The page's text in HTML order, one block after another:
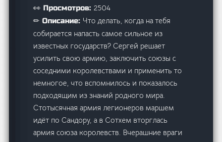
👀 Просмотров:2504
✏ Описание: Что делать, когда на тебя
собирается напасть самое сильное из
известных государств? Сергей решает
усилить свою армию, заключить союзы с
соседними королевствами и применить то
немногое, что вспомнилось и показалось
подходящим из знаний родного мира.
Стотысячная армия легионеров маршем
идёт по Сандору, а в Сотхем вторглась
армия союза королевств. Вчерашние враги